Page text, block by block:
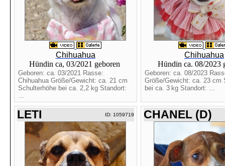
Chihuahua
Hündin ca, 03/2021 geboren
Geboren: ca. 03/2021 Rasse:
Chihuahua Größe/Gewicht: ca. 21 cm
Schulterhöhe bei ca. 2,2 kg Standort:
...
Chihuahua
Hündin ca. 08/2023
Geboren: ca. 08/2023
Größe/Gewicht: ca. 23 cm
bei ca. 3 kg Standort: ...
LETI ID: 1059719 CHANEL (D)